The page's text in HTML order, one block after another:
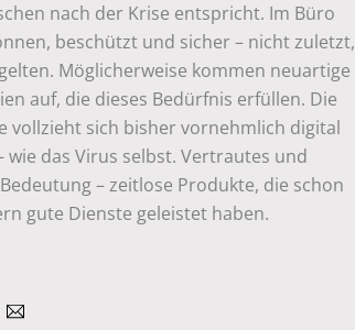
nach der Krise entspricht. Im Büro
beschützt und sicher – nicht zuletzt,
Möglicherweise kommen neuartige
auf, die dieses Bedürfnis erfüllen. Die
vollzieht sich bisher vornehmlich digital
das Virus selbst. Vertrautes und
– zeitlose Produkte, die schon
gute Dienste geleistet haben.